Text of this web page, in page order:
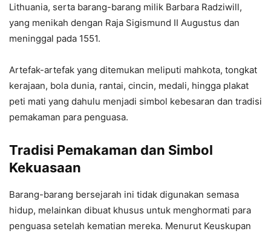
Lithuania, serta barang-barang milik Barbara Radziwill,
yang menikah dengan Raja Sigismund II Augustus dan
meninggal pada 1551.
Artefak-artefak yang ditemukan meliputi mahkota, tongkat
kerajaan, bola dunia, rantai, cincin, medali, hingga plakat
peti mati yang dahulu menjadi simbol kebesaran dan tradisi
pemakaman para penguasa.
Tradisi Pemakaman dan Simbol
Kekuasaan
Barang-barang bersejarah ini tidak digunakan semasa
hidup, melainkan dibuat khusus untuk menghormati para
penguasa setelah kematian mereka. Menurut Keuskupan